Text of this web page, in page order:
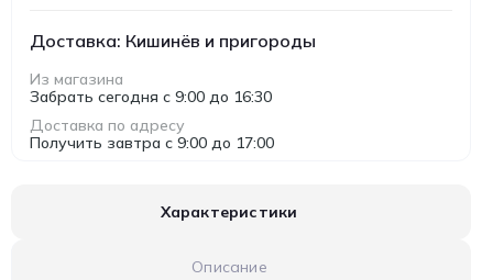
Доставка: Кишинёв и пригороды
Из магазина
Забрать сегодня с 9:00 до 16:30
Доставка по адресу
Получить завтра с 9:00 до 17:00
Характеристики
Описание